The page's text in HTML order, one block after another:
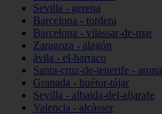
Sevilla - gerena
Barcelona - tordera
Barcelona - vilassar-de-mar
Zaragoza - alagón
ávila - el-barraco
Santa-cruz-de-tenerife - arona
Granada - huétor-tájar
Sevilla - albaida-del-aljarafe
Valencia - alcàsser